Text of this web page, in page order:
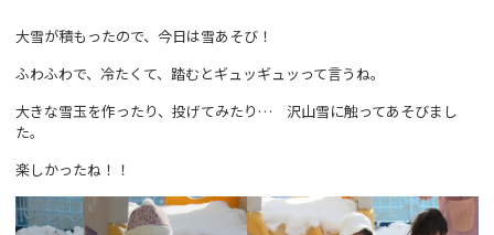
大雪が積もったので、今日は雪あそび！
ふわふわで、冷たくて、踏むとギュッギュッって言うね。
大きな雪玉を作ったり、投げてみたり… 沢山雪に触ってあそびまし
た。
楽しかったね！！